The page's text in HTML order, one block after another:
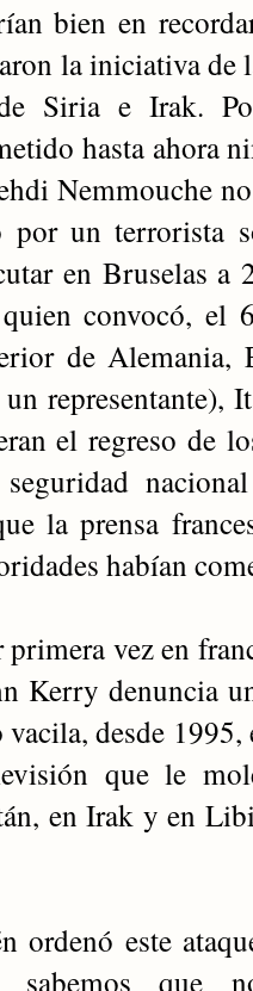
bien en
la iniciativa de
Siria e Irak.
hasta ahora
Nemmouche
por un terrorista
en Bruselas
convocó, el
de Alemania,
representante),
el regreso de
la prensa
habían
primera vez en
Kerry denuncia
desde
que le
en Irak y en
ordenó este
que